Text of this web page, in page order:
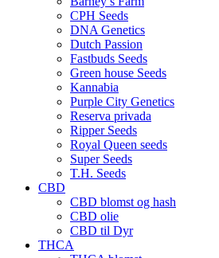
CPH Seeds
DNA Genetics
Dutch Passion
Fastbuds Seeds
Green house Seeds
Kannabia
Purple City Genetics
Reserva privada
Ripper Seeds
Royal Queen seeds
Super Seeds
T.H. Seeds
CBD
CBD blomst og hash
CBD olie
CBD til Dyr
THCA